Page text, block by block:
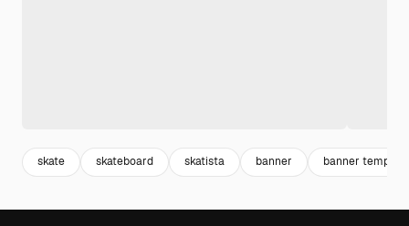
skate skateboard skatista banner banner template